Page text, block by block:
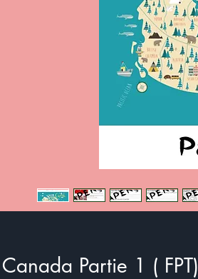
Partie 1 ( FPT)